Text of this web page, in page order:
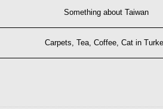
Something about Taiwan
Carpets, Tea, Coffee, Cat in